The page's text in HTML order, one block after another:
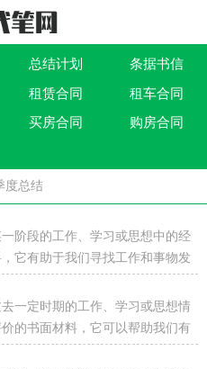
总结计划 条据书信
祝福语 买卖类合同
劳动类合同 租售类合同
租赁合同
租车合同
买房合同
购房合同
度总结
阶段的工作、学习或思想中的经
它有助于我们寻找工作和事物发
，是时候写一份...
一定时期的工作、学习或思想情
的书面材料，它可以帮助我们有
有必须要写一份...